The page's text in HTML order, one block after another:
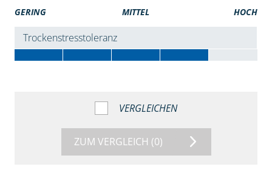
GERING MITTEL HOCH
Trockenstresstoleranz
VERGLEICHEN
ZUM VERGLEICH (0)